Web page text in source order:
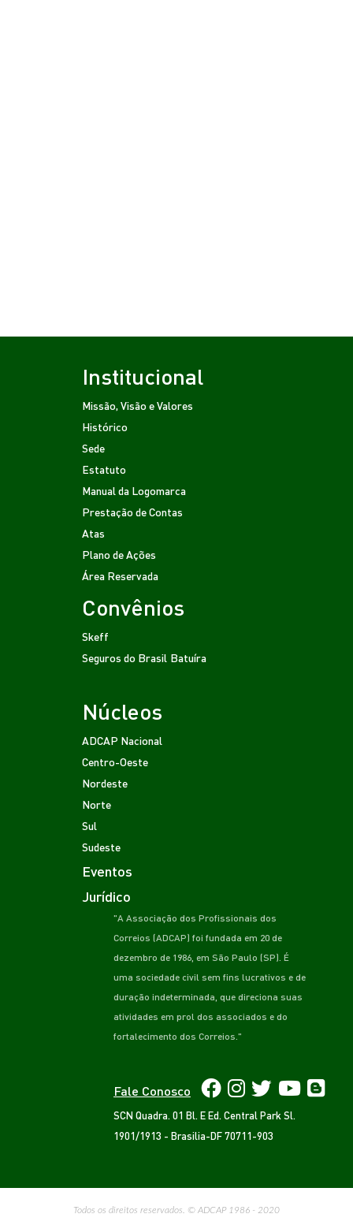
Institucional
Missão, Visão e Valores
Histórico
Sede
Estatuto
Manual da Logomarca
Prestação de Contas
Atas
Plano de Ações
Área Reservada
Convênios
Skeff
Seguros do Brasil Batuíra
Núcleos
ADCAP Nacional
Centro-Oeste
Nordeste
Norte
Sul
Sudeste
Eventos
Jurídico
"A Associação dos Profissionais dos
Correios (ADCAP) foi fundada em 20 de
dezembro de 1986, em São Paulo (SP). É
uma sociedade civil sem fins lucrativos e de
duração indeterminada, que direciona suas
atividades em prol dos associados e do
fortalecimento dos Correios."
Fale Conosco
SCN Quadra. 01 Bl. E Ed. Central Park Sl.
1901/1913 - Brasilia-DF 70711-903
Todos os direitos reservados. © ADCAP 1986 - 2020